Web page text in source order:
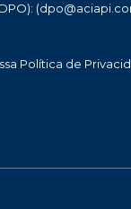
Política de